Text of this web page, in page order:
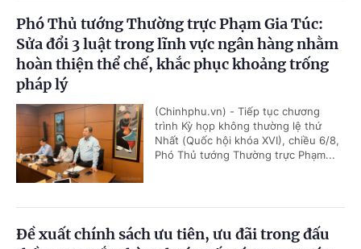
Phó Thủ tướng Thường trực Phạm Gia Túc:
Sửa đổi 3 luật trong lĩnh vực ngân hàng nhằm
hoàn thiện thể chế, khắc phục khoảng trống
pháp lý
(Chinhphu.vn) - Tiếp tục chương
trình Kỳ họp không thường lệ thứ
Nhất (Quốc hội khóa XVI), chiều 6/8,
Phó Thủ tướng Thường trực Phạm...
Đề xuất chính sách ưu tiên, ưu đãi trong đấu